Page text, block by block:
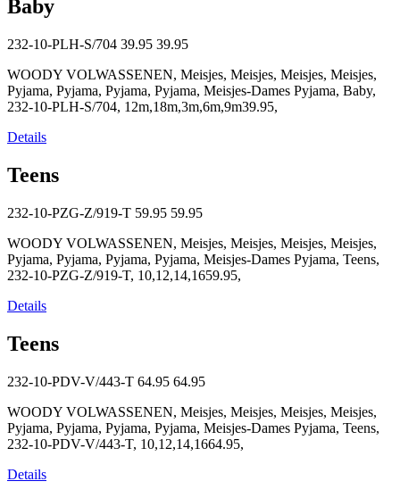
Baby
232-10-PLH-S/704 39.95 39.95
WOODY VOLWASSENEN, Meisjes, Meisjes, Meisjes, Meisjes,
Pyjama, Pyjama, Pyjama, Pyjama, Meisjes-Dames Pyjama, Baby,
232-10-PLH-S/704, 12m,18m,3m,6m,9m39.95,
Details
Teens
232-10-PZG-Z/919-T 59.95 59.95
WOODY VOLWASSENEN, Meisjes, Meisjes, Meisjes, Meisjes,
Pyjama, Pyjama, Pyjama, Pyjama, Meisjes-Dames Pyjama, Teens,
232-10-PZG-Z/919-T, 10,12,14,1659.95,
Details
Teens
232-10-PDV-V/443-T 64.95 64.95
WOODY VOLWASSENEN, Meisjes, Meisjes, Meisjes, Meisjes,
Pyjama, Pyjama, Pyjama, Pyjama, Meisjes-Dames Pyjama, Teens,
232-10-PDV-V/443-T, 10,12,14,1664.95,
Details